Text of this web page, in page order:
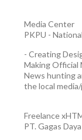
Media Center
PKPU -
- Creating
Making Official
News hunting
the local
Freelance
PT. Gagas